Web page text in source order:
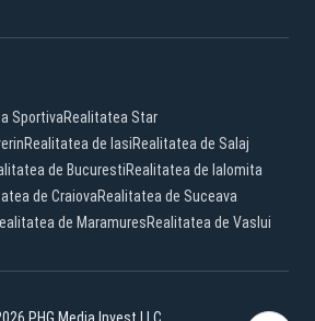
SportivaRealitatea Star
Realitatea de IasiRealitatea de Salaj
de BucurestiRealitatea de Ialomita
de CraiovaRealitatea de Suceava
de MaramuresRealitatea de Vaslui